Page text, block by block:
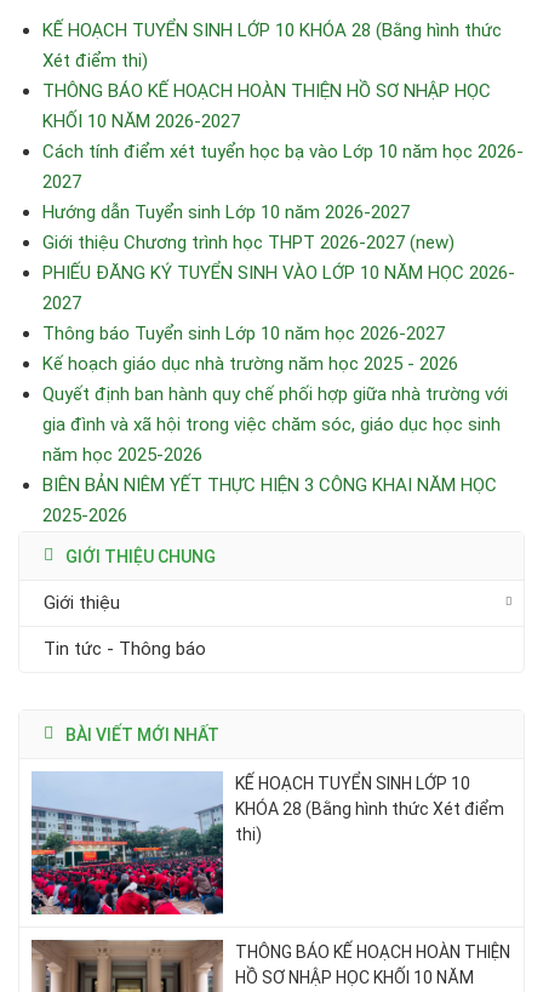
KẾ HOẠCH TUYỂN SINH LỚP 10 KHÓA 28 (Bằng hình thức
Xét điểm thi)
THÔNG BÁO KẾ HOẠCH HOÀN THIỆN HỒ SƠ NHẬP HỌC
KHỐI 10 NĂM 2026-2027
Cách tính điểm xét tuyển học bạ vào Lớp 10 năm học 2026-
2027
Hướng dẫn Tuyển sinh Lớp 10 năm 2026-2027
Giới thiệu Chương trình học THPT 2026-2027 (new)
PHIẾU ĐĂNG KÝ TUYỂN SINH VÀO LỚP 10 NĂM HỌC 2026-
2027
Thông báo Tuyển sinh Lớp 10 năm học 2026-2027
Kế hoạch giáo dục nhà trường năm học 2025 - 2026
Quyết định ban hành quy chế phối hợp giữa nhà trường với
gia đình và xã hội trong việc chăm sóc, giáo dục học sinh
năm học 2025-2026
BIÊN BẢN NIÊM YẾT THỰC HIỆN 3 CÔNG KHAI NĂM HỌC
2025-2026
GIỚI THIỆU CHUNG
Giới thiệu
Tin tức - Thông báo
BÀI VIẾT MỚI NHẤT
KẾ HOẠCH TUYỂN SINH LỚP 10
KHÓA 28 (Bằng hình thức Xét điểm
thi)
THÔNG BÁO KẾ HOẠCH HOÀN THIỆN
HỒ SƠ NHẬP HỌC KHỐI 10 NĂM